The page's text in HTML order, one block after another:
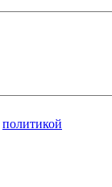
политикой